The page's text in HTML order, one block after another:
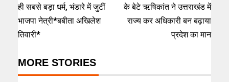
ही सबसे बड़ा धर्म, भंडारे में जुटीं
भाजपा नेत्री*बबीता अखिलेश
तिवारी*
के बेटे ऋषिकांत ने उत्तराखंड में
राज्य कर अधिकारी बन बढ़ाया
प्रदेश का मान
MORE STORIES